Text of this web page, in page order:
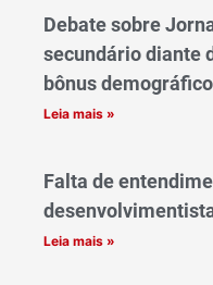
Debate sobre
secundário diante
bônus demográfico
Leia mais »
Falta de
Leia mais »